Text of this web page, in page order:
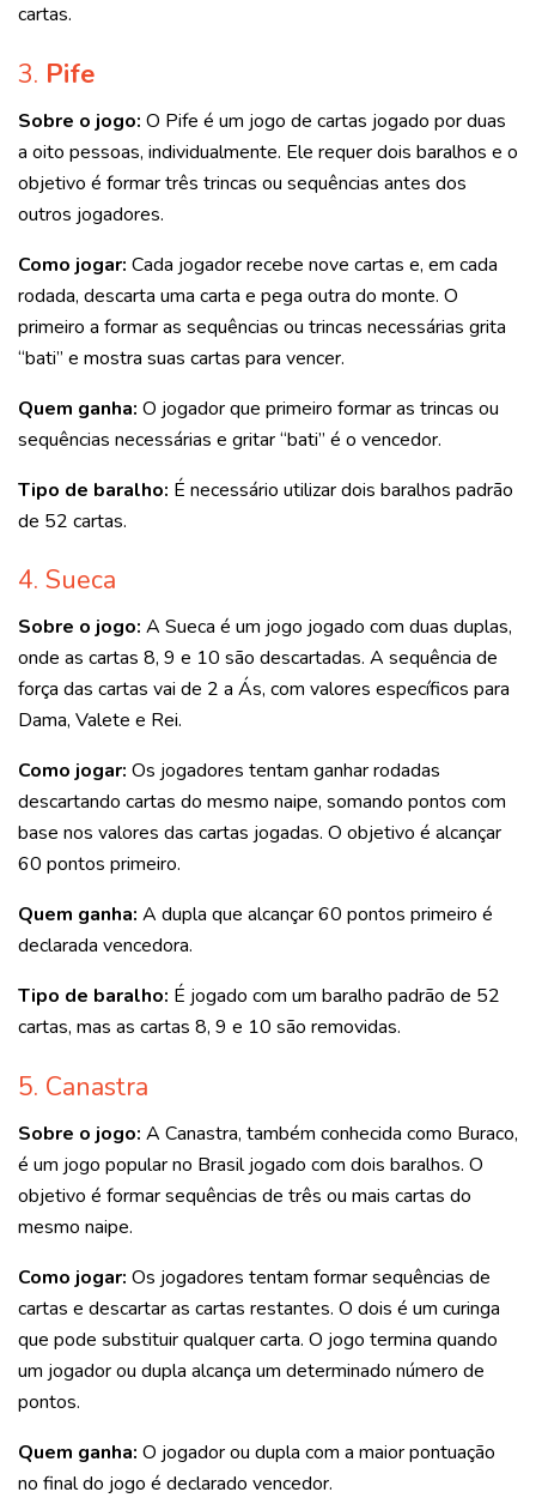
cartas.
3. Pife
Sobre o jogo: O Pife é um jogo de cartas jogado por duas
a oito pessoas, individualmente. Ele requer dois baralhos e o
objetivo é formar três trincas ou sequências antes dos
outros jogadores.
Como jogar: Cada jogador recebe nove cartas e, em cada
rodada, descarta uma carta e pega outra do monte. O
primeiro a formar as sequências ou trincas necessárias grita
“bati” e mostra suas cartas para vencer.
Quem ganha: O jogador que primeiro formar as trincas ou
sequências necessárias e gritar “bati” é o vencedor.
Tipo de baralho: É necessário utilizar dois baralhos padrão
de 52 cartas.
4. Sueca
Sobre o jogo: A Sueca é um jogo jogado com duas duplas,
onde as cartas 8, 9 e 10 são descartadas. A sequência de
força das cartas vai de 2 a Ás, com valores específicos para
Dama, Valete e Rei.
Como jogar: Os jogadores tentam ganhar rodadas
descartando cartas do mesmo naipe, somando pontos com
base nos valores das cartas jogadas. O objetivo é alcançar
60 pontos primeiro.
Quem ganha: A dupla que alcançar 60 pontos primeiro é
declarada vencedora.
Tipo de baralho: É jogado com um baralho padrão de 52
cartas, mas as cartas 8, 9 e 10 são removidas.
5. Canastra
Sobre o jogo: A Canastra, também conhecida como Buraco,
é um jogo popular no Brasil jogado com dois baralhos. O
objetivo é formar sequências de três ou mais cartas do
mesmo naipe.
Como jogar: Os jogadores tentam formar sequências de
cartas e descartar as cartas restantes. O dois é um curinga
que pode substituir qualquer carta. O jogo termina quando
um jogador ou dupla alcança um determinado número de
pontos.
Quem ganha: O jogador ou dupla com a maior pontuação
no final do jogo é declarado vencedor.